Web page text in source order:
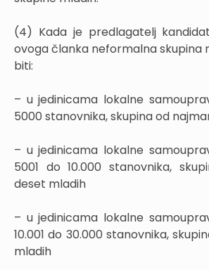
(4) Kada je predlagatelj
ovoga članka neformalna skupina
biti:
– u jedinicama lokalne
5000 stanovnika, skupina od
– u jedinicama lokalne
5001 do 10.000 stanovnika,
deset mladih
– u jedinicama lokalne
10.001 do 30.000 stanovnika,
mladih